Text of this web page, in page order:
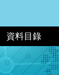
資料目錄